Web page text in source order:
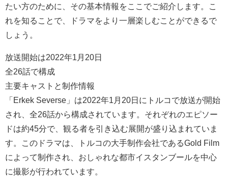
たい方のために、その基本情報をここでご紹介します。こ
れを知ることで、ドラマをより一層楽しむことができるで
しょう。
放送開始は2022年1月20日
全26話で構成
主要キャストと制作情報
「Erkek Severse」は2022年1月20日にトルコで放送が開始
され、全26話から構成されています。それぞれのエピソー
ドは約45分で、観る者を引き込む展開が盛り込まれていま
す。このドラマは、トルコの大手制作会社であるGold Film
によって制作され、おしゃれな都市イスタンブールを中心
に撮影が行われています。